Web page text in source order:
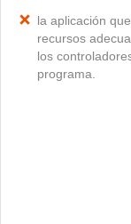
la aplicación
recursos
los
programa.